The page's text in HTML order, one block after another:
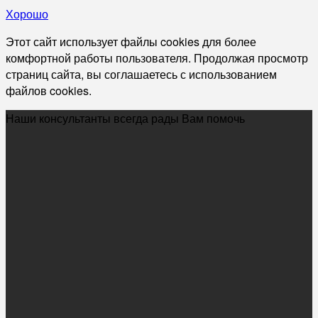
Хорошо
Этот сайт использует файлы cookies для более
комфортной работы пользователя. Продолжая просмотр
страниц сайта, вы соглашаетесь с использованием
файлов cookies.
Наши консультанты всегда рады Вам помочь